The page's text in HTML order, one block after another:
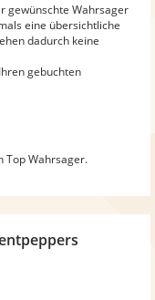
gewünschte Wahrsager
eine übersichtliche
dadurch keine
gebuchten
Top Wahrsager.